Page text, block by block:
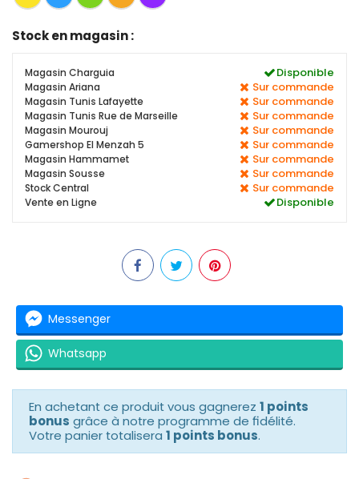
Stock en magasin :
Magasin Charguia Disponible
Magasin Ariana Sur commande
Magasin Tunis Lafayette Sur commande
Magasin Tunis Rue de Marseille Sur commande
Magasin Mourouj Sur commande
Gamershop El Menzah 5 Sur commande
Magasin Hammamet Sur commande
Magasin Sousse Sur commande
Stock Central Sur commande
Vente en Ligne Disponible
Messenger
Whatsapp
En achetant ce produit vous gagnerez 1 points
bonus grâce à notre programme de fidélité.
Votre panier totalisera 1 points bonus.